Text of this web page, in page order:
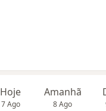
Hoje
7 Ago
Amanhã
8 Ago